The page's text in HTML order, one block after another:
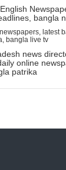
bangla
latest
bangla live tv
news
daily online
patrika